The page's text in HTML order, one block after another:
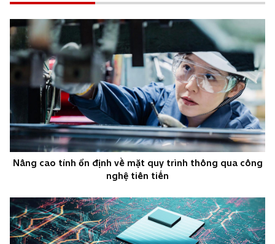
Nâng cao tính ổn định về mặt quy trình thông qua công
nghệ tiên tiến